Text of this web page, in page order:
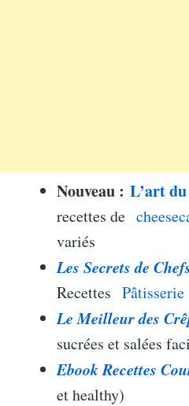
Nouveau : L’art du
recettes de
variés
Les Secrets de
Recettes Pâtisserie
Le Meilleur des
sucrées et salées
Ebook Recettes
et healthy)